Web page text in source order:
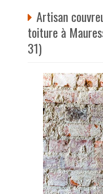
Artisan
toiture à
31)